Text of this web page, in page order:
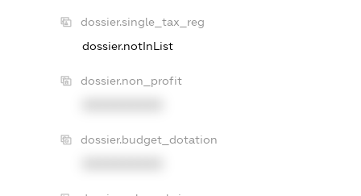
dossier.single_tax_reg
dossier.notInList
dossier.non_profit
dossier.budget_dotation